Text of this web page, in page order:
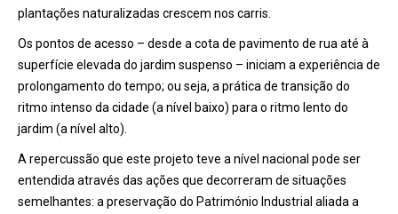
plantações naturalizadas crescem nos carris.
Os pontos de acesso – desde a cota de pavimento de rua até à
superfície elevada do jardim suspenso – iniciam a experiência de
prolongamento do tempo; ou seja, a prática de transição do
ritmo intenso da cidade (a nível baixo) para o ritmo lento do
jardim (a nível alto).
A repercussão que este projeto teve a nível nacional pode ser
entendida através das ações que decorreram de situações
semelhantes: a preservação do Património Industrial aliada a